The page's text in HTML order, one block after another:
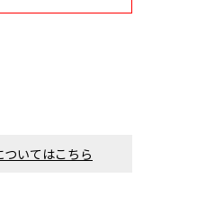
ついてはこちら